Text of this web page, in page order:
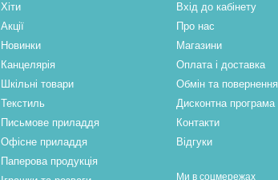
Хіти
Акції
Новинки
Канцелярія
Шкільні товари
Текстиль
Письмове приладдя
Офісне приладдя
Паперова продукцiя
Вхід до кабінету
Про нас
Магазини
Оплата і доставка
Обмін та повернення
Дисконтна програма
Контакти
Відгуки
Ми в соцмережах